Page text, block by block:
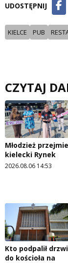
UDOSTĘPNIJ
KIELCE PUB
CZYTAJ
Młodzież przejmie
kielecki Rynek
2026.08.06 14:53
Kto podpalił drzwi
do kościoła na